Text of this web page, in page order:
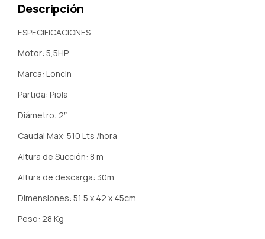
Descripción
ESPECIFICACIONES
Motor: 5,5HP
Marca: Loncin
Partida: Piola
Diámetro: 2″
Caudal Max: 510 Lts /hora
Altura de Succión: 8 m
Altura de descarga: 30m
Dimensiones: 51,5 x 42 x 45cm
Peso: 28 Kg